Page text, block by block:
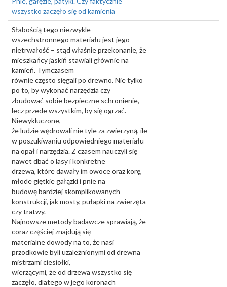
wszystko zaczęło się od kamienia
Słabością tego niezwykle
wszechstronnego materiału jest jego
nietrwałość – stąd właśnie przekonanie, że
mieszkańcy jaskiń stawiali głównie na
kamień. Tymczasem
równie często sięgali po drewno. Nie tylko
po to, by wykonać narzędzia czy
zbudować sobie bezpieczne schronienie,
lecz przede wszystkim, by się ogrzać.
Niewykluczone,
że ludzie wędrowali nie tyle za zwierzyną, ile
w poszukiwaniu odpowiedniego materiału
na opał i narzędzia. Z czasem nauczyli się
nawet dbać o lasy i konkretne
drzewa, które dawały im owoce oraz korę,
młode giętkie gałązki i pnie na
budowę bardziej skomplikowanych
konstrukcji, jak mosty, pułapki na zwierzęta
czy tratwy.
Najnowsze metody badawcze sprawiają, że
coraz częściej znajdują się
materialne dowody na to, że nasi
przodkowie byli uzależnionymi od drewna
mistrzami ciesiołki,
wierzącymi, że od drzewa wszystko się
zaczęło, dlatego w jego koronach